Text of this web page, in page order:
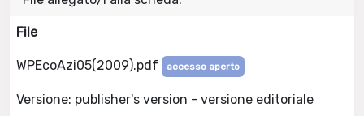
File
WPEcoAzi05(2009).pdf accesso aperto
Versione: publisher's version - versione editoriale